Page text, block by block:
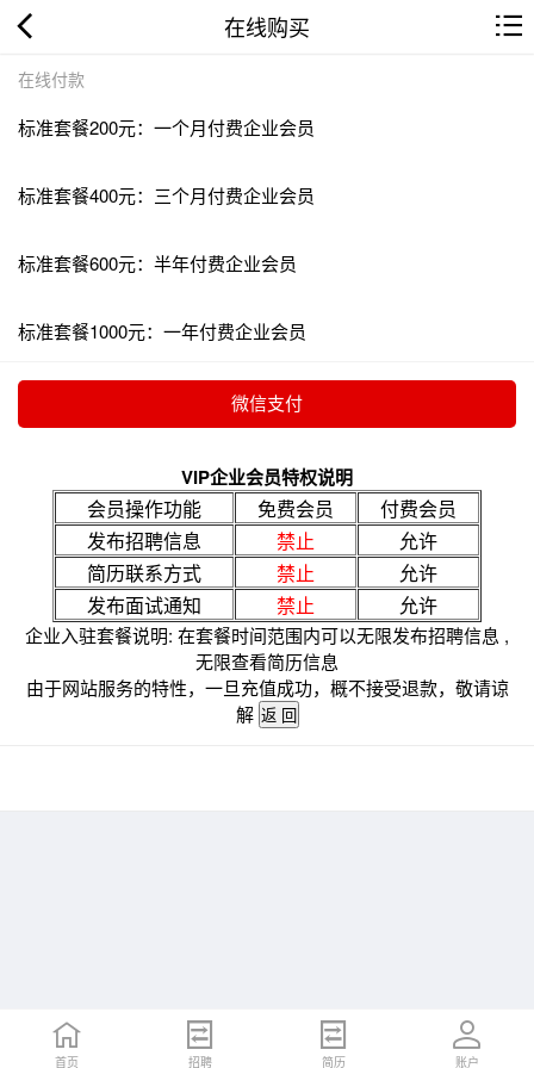
在线购买
在线付款
标准套餐200元：一个月付费企业会员
标准套餐400元：三个月付费企业会员
标准套餐600元：半年付费企业会员
标准套餐1000元：一年付费企业会员
VIP企业会员特权说明
会员操作功能 免费会员
付费会员
发布招聘信息
禁止
允许
简历联系方式
禁止
允许
发布面试通知
禁止 允许
企业入驻套餐说明: 在套餐时间范围内可以无限发布招聘信息 ,
无限查看简历信息
由于网站服务的特性，一旦充值成功，概不接受退款，敬请谅
解
首页 招聘 简历 账户